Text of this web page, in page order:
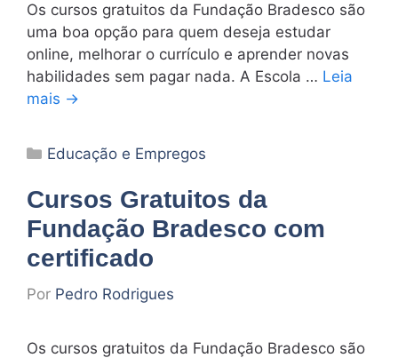
Os cursos gratuitos da Fundação Bradesco são
uma boa opção para quem deseja estudar
online, melhorar o currículo e aprender novas
habilidades sem pagar nada. A Escola … Leia
mais →
Categorias
Educação e Empregos
Cursos Gratuitos da
Fundação Bradesco com
certificado
Por Pedro Rodrigues
Os cursos gratuitos da Fundação Bradesco são